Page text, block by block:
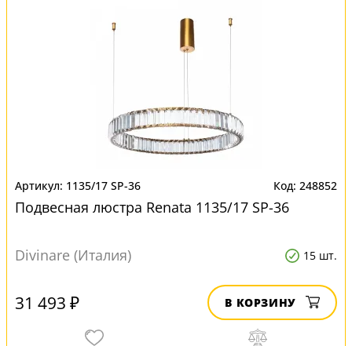
1135/17 SP-36 248852
Подвесная люстра Renata 1135/17 SP-36
Divinare (Италия) 15 шт.
31 493 ₽ В КОРЗИНУ